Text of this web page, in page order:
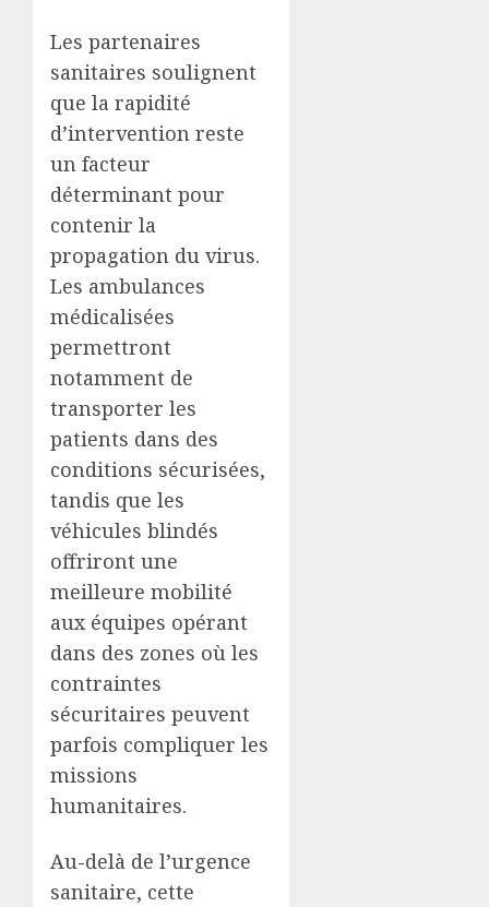
Les partenaires
sanitaires soulignent
que la rapidité
d’intervention reste
un facteur
déterminant pour
contenir la
propagation du virus.
Les ambulances
médicalisées
permettront
notamment de
transporter les
patients dans des
conditions sécurisées,
tandis que les
véhicules blindés
offriront une
meilleure mobilité
aux équipes opérant
dans des zones où les
contraintes
sécuritaires peuvent
parfois compliquer les
missions
humanitaires.
Au-delà de l’urgence
sanitaire, cette